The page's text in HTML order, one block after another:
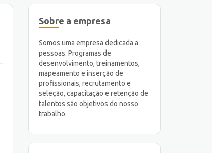
Sobre a empresa
Somos uma empresa dedicada a
pessoas. Programas de
desenvolvimento, treinamentos,
mapeamento e inserção de
profissionais, recrutamento e
seleção, capacitação e retenção de
talentos são objetivos do nosso
trabalho.